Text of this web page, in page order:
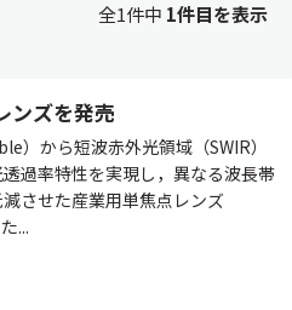
全1件中 1件目を表示
ンズを発売
）から短波赤外光領域（SWIR）
過率特性を実現し，異なる波長帯
させた産業用単焦点レンズ
...